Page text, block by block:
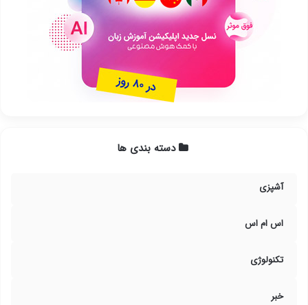
دسته بندی ها
آشپزی
اس ام اس
تکنولوژی
خبر